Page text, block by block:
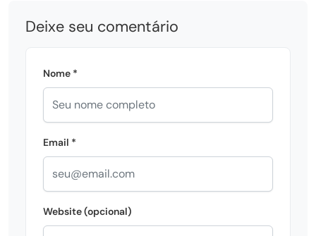
Deixe seu comentário
Nome *
Email *
Website (opcional)